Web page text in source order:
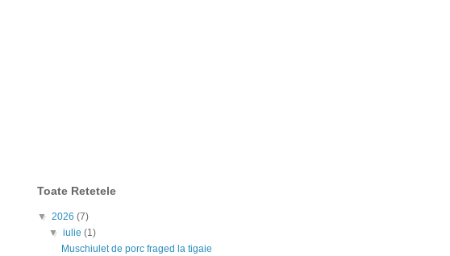
Toate Retetele
▼ 2026 (7)
▼iulie(1)
Muschiulet de porc fraged la tigaie